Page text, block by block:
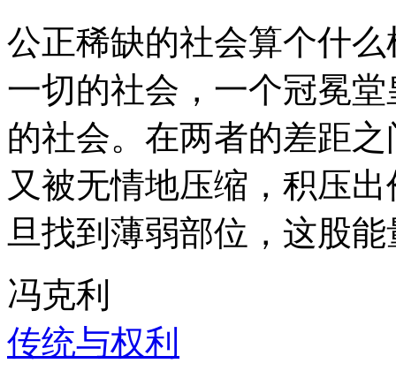
公正稀缺的社会算个什
一切的社会，一个冠冕
的社会。在两者的差距
又被无情地压缩，积压
旦找到薄弱部位，这股
冯克利
传统与权利